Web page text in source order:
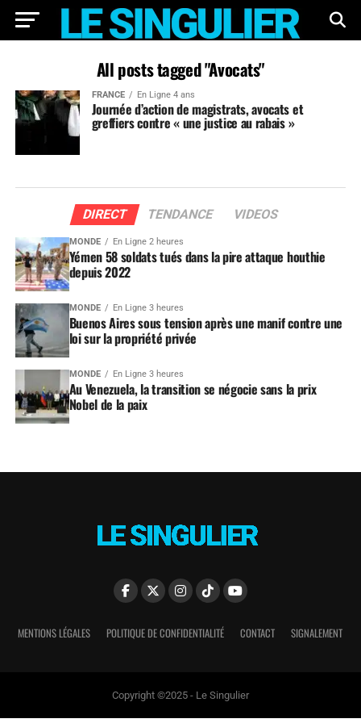
All posts tagged "Avocats"
FRANCE En Ligne 4 ans
Journée d’action de magistrats, avocats et
greffiers contre « une justice au rabais »
DIRECT TENDANCE VIDEOS
MONDE En Ligne 2 heures
Yémen 58 soldats tués dans la pire attaque houthie
depuis 2022
MONDE En Ligne 3 heures
Buenos Aires sous tension après une manif contre une
loi sur la propriété privée
MONDE En Ligne 3 heures
Au Venezuela, la transition se négocie sans la prix
Nobel de la paix
MENTIONS LÉGALES POLITIQUE DE CONFIDENTIALITÉ CONTACT SIGNALEMENT
Copyright ©2025 - Le Singulier